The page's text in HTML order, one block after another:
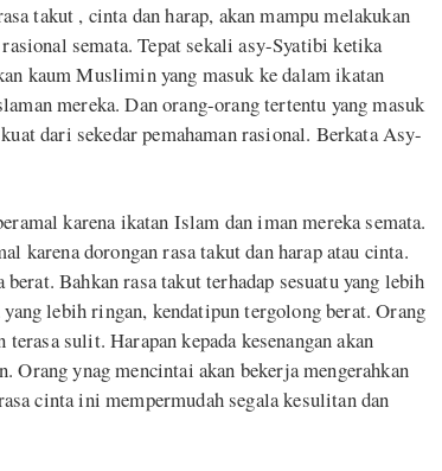
takut , cinta dan harap, akan mampu melakukan
semata. Tepat sekali asy-Syatibi ketika
kaum Muslimin yang masuk ke dalam ikatan
mereka. Dan orang-orang tertentu yang masuk
dari sekedar pemahaman rasional. Berkata Asy-
karena ikatan Islam dan iman mereka semata.
karena dorongan rasa takut dan harap atau cinta.
Bahkan rasa takut terhadap sesuatu yang lebih
lebih ringan, kendatipun tergolong berat. Orang
sulit. Harapan kepada kesenangan akan
Orang ynag mencintai akan bekerja mengerahkan
cinta ini mempermudah segala kesulitan dan